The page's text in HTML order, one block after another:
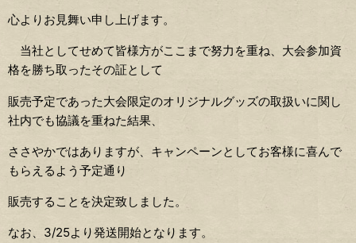
心よりお見舞い申し上げます。
当社としてせめて皆様方がここまで努力を重ね、大会参加資
格を勝ち取ったその証として
販売予定であった大会限定のオリジナルグッズの取扱いに関し
社内でも協議を重ねた結果、
ささやかではありますが、キャンペーンとしてお客様に喜んで
もらえるよう予定通り
販売することを決定致しました。
なお、3/25より発送開始となります。